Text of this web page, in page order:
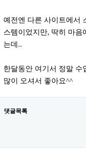
예전엔 다른 사이트에서
스템이었지만, 딱히 마음
는데..
한달동안 여기서 정말 수
많이 오셔서 좋아요^^
댓글목록